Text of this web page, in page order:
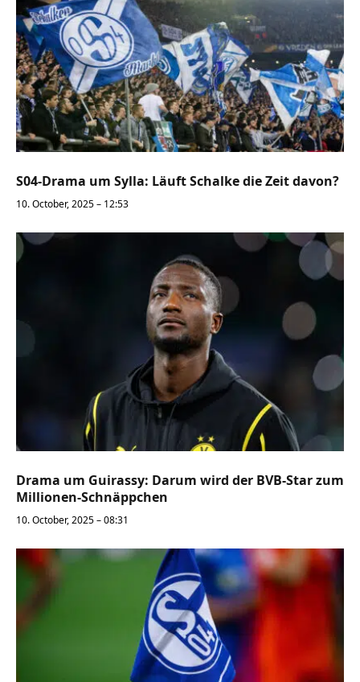
S04-Drama um Sylla: Läuft Schalke die Zeit davon?
10. October, 2025 – 12:53
Drama um Guirassy: Darum wird der BVB-Star zum
Millionen-Schnäppchen
10. October, 2025 – 08:31